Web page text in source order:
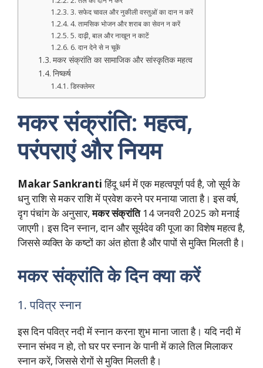
3. सफेद चावल और नुकीली वस्तुओं का दान न करें
4. तामसिक भोजन और शराब का सेवन न करें
5. दाढ़ी, बाल और नाखून न काटें
6. दान देने से न चूकें
मकर संक्रांति का सामाजिक और सांस्कृतिक महत्व
निष्कर्ष
डिस्क्लेमर
मकर संक्रांति: महत्व,
परंपराएं और नियम
Makar Sankrantiहिंदू धर्म में एक महत्वपूर्ण पर्व है, जो सूर्य के
धनु राशि से मकर राशि में प्रवेश करने पर मनाया जाता है। इस वर्ष,
दृग पंचांग के अनुसार,मकर संक्रांति14 जनवरी 2025 को मनाई
जाएगी। इस दिन स्नान, दान और सूर्यदेव की पूजा का विशेष महत्व है,
जिससे व्यक्ति के कष्टों का अंत होता है और पापों से मुक्ति मिलती है।
मकर संक्रांति के दिन क्या करें
1. पवित्र स्नान
इस दिन पवित्र नदी में स्नान करना शुभ माना जाता है। यदि नदी में
स्नान संभव न हो, तो घर पर स्नान के पानी में काले तिल मिलाकर
स्नान करें, जिससे रोगों से मुक्ति मिलती है।